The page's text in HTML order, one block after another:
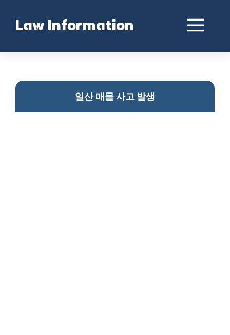
contentLaw Information
일산 매몰 사고 발생